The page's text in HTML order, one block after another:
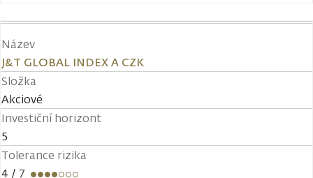
Název
J&T GLOBAL INDEX A CZK
Složka
Akciové
Investiční horizont
5
Tolerance rizika
4 / 7